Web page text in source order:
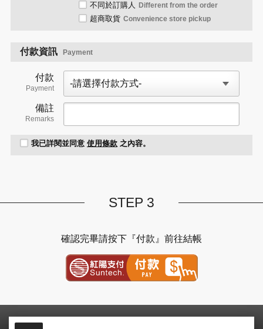
不同於訂購人 Different from the order
超商取貨 Convenience store pickup
付款資訊 Payment
付款
Payment
備註
Remarks
我已詳閱並同意 使用條款 之內容。
STEP 3
確認完畢請按下『付款』前往結帳
紅陽金流付款